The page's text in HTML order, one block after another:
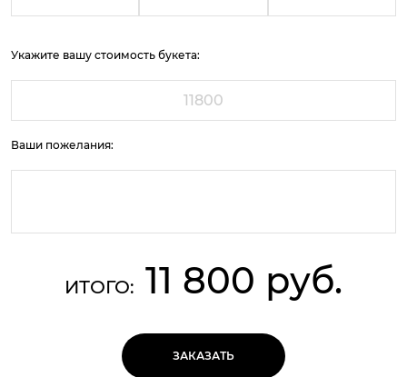
Укажите вашу стоимость букета:
Ваши пожелания:
ИТОГО: 11 800 руб.
ЗАКАЗАТЬ